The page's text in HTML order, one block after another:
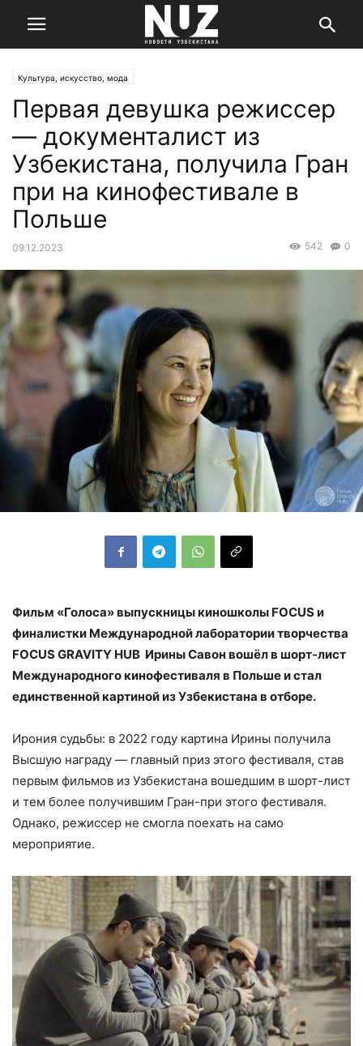
Культура, искусство, мода
Первая девушка режиссер
— документалист из
Узбекистана, получила Гран
при на кинофестивале в
Польше
09.12.2023 0
542
Фильм «Голоса» выпускницы киношколы FOCUS и
финалистки Международной лаборатории творчества
FOCUS GRAVITY HUB Ирины Савон вошёл в шорт-лист
Международного кинофестиваля в Польше и стал
единственной картиной из Узбекистана в отборе.
Ирония судьбы: в 2022 году картина Ирины получила
Высшую награду — главный приз этого фестиваля, став
первым фильмов из Узбекистана вошедшим в шорт-лист
и тем более получившим Гран-при этого фестиваля.
Однако, режиссер не смогла поехать на само
мероприятие.